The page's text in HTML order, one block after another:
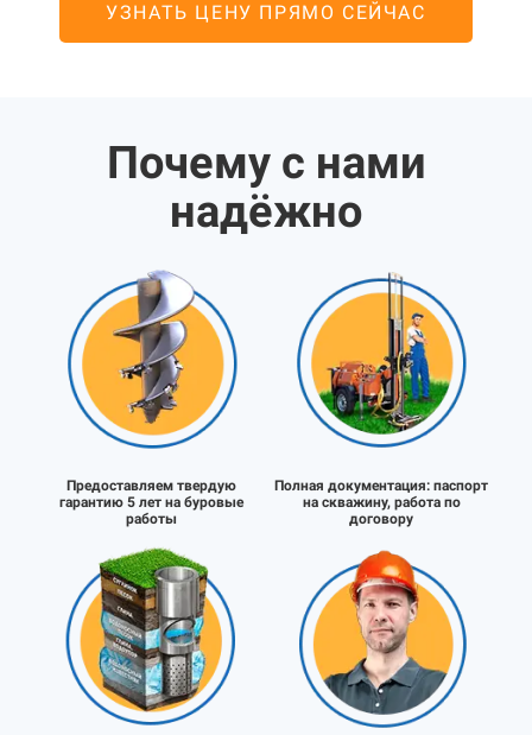
УЗНАТЬ ЦЕНУ ПРЯМО СЕЙЧАС
Почему с нами
надёжно
Предоставляем твердую
гарантию 5 лет на буровые
работы
Полная документация: паспорт
на скважину, работа по
договору